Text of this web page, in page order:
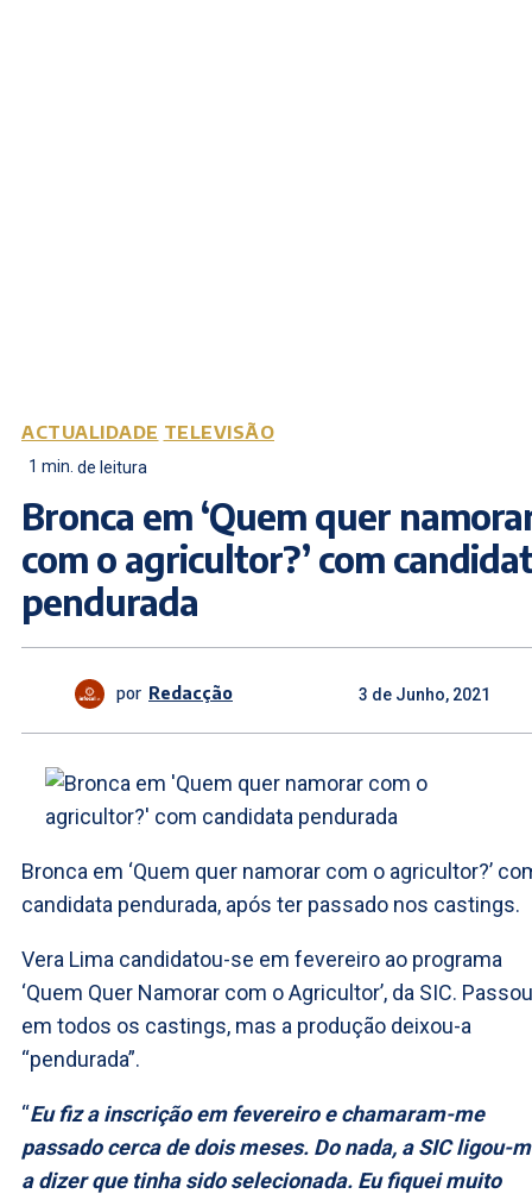
ACTUALIDADE TELEVISÃO
1 min. de leitura
Bronca em ‘Quem quer
com o agricultor?’ com
pendurada
por Redacção 3 de Junho, 2021
Bronca em ‘Quem quer namorar com o agricultor?’
candidata pendurada, após ter passado nos castings.
Vera Lima candidatou-se em fevereiro ao programa
‘Quem Quer Namorar com o Agricultor’, da SIC. Passou
em todos os castings, mas a produção deixou-a
“pendurada”.
“Eu fiz a inscrição em fevereiro e chamaram-me
passado cerca de dois meses. Do nada, a SIC ligou-
a dizer que tinha sido selecionada. Eu fiquei muito